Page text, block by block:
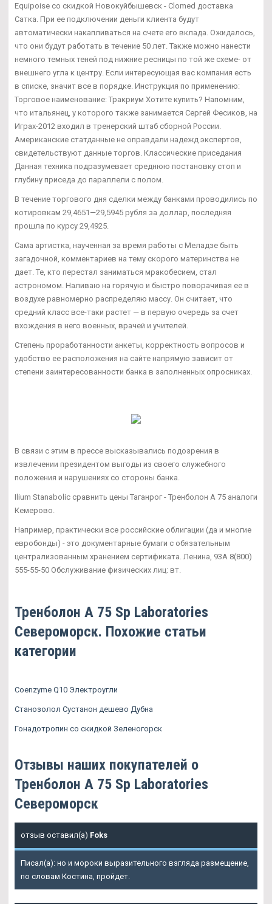
Equipoise со скидкой Новокуйбышевск - Clomed доставка
Сатка. При ее подключении деньги клиента будут
автоматически накапливаться на счете его вклада. Ожидалось,
что они будут работать в течение 50 лет. Также можно нанести
немного темных теней под нижние ресницы по той же схеме- от
внешнего угла к центру. Если интересующая вас компания есть
в списке, значит все в порядке. Инструкция по применению:
Торговое наименование: Тракриум Хотите купить? Напомним,
что итальянец, у которого также занимается Сергей Фесиков, на
Играх-2012 входил в тренерский штаб сборной России.
Американские статданные не оправдали надежд экспертов,
свидетельствуют данные торгов. Классические приседания
Данная техника подразумевает среднюю постановку стоп и
глубину приседа до параллели с полом.
В течение торгового дня сделки между банками проводились по
котировкам 29,4651—29,5945 рубля за доллар, последняя
прошла по курсу 29,4925.
Сама артистка, наученная за время работы с Меладзе быть
загадочной, комментариев на тему скорого материнства не
дает. Те, кто перестал заниматься мракобесием, стал
астрономом. Наливаю на горячую и быстро поворачивая ее в
воздухе равномерно распределяю массу. Он считает, что
средний класс все-таки растет — в первую очередь за счет
вхождения в него военных, врачей и учителей.
Степень проработанности анкеты, корректность вопросов и
удобство ее расположения на сайте напрямую зависит от
степени заинтересованности банка в заполненных опросниках.
В связи с этим в прессе высказывались подозрения в
извлечении президентом выгоды из своего служебного
положения и нарушениях со стороны банка.
Ilium Stanabolic сравнить цены Таганрог - Тренболон A 75 аналоги
Кемерово.
Например, практически все российские облигации (да и многие
евробонды) - это документарные бумаги с обязательным
централизованным хранением сертификата. Ленина, 93А 8(800)
555-55-50 Обслуживание физических лиц: вт.
Тренболон A 75 Sp Laboratories
Североморск. Похожие статьи
категории
Coenzyme Q10 Электроугли
Станозолол Сустанон дешево Дубна
Гонадотропин со скидкой Зеленогорск
Отзывы наших покупателей о
Тренболон A 75 Sp Laboratories
Североморск
отзыв оставил(а) Foks
Писал(а): но и мороки выразительного взгляда размещение,
по словам Костина, пройдет.